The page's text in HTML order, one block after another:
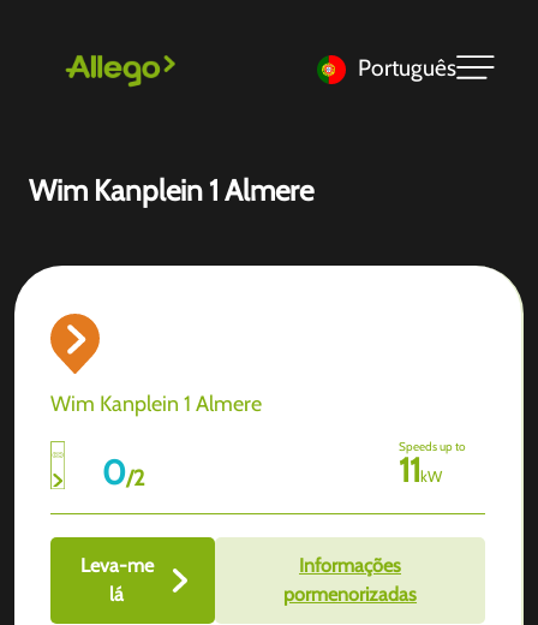
Português
Wim Kanplein 1 Almere
Wim Kanplein 1 Almere
0/2
Speeds up to
11kW
Leva-me
lá
Informações
pormenorizadas